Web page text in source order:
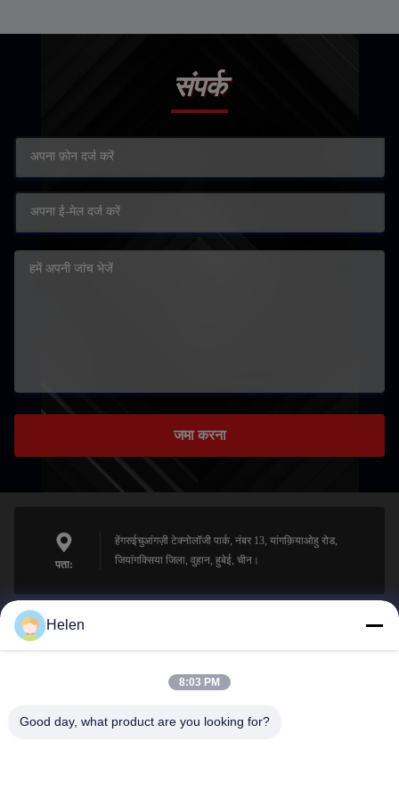
संपर्क
जमा करना
पता:
हेंगरुईचुआंगज़ी टेक्नोलॉजी पार्क, नंबर 13, यांगक़ियाओहु रोड,
जियांगक्सिया जिला, वुहान, हुबेई, चीन।
sales@perfectlaser.net
Helen
8:03 PM
Good day, what product are you looking for?